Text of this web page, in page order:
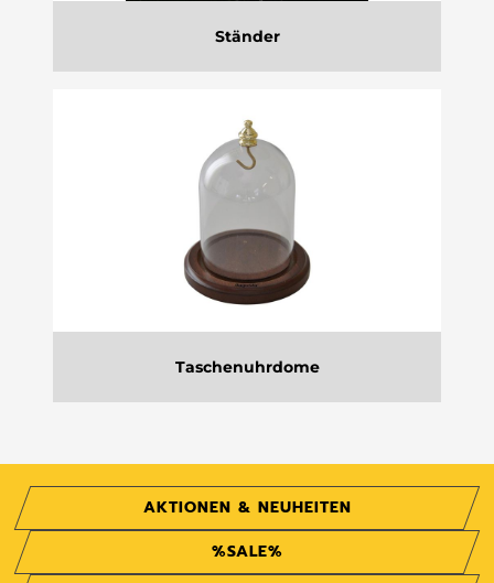
Ständer
Taschenuhrdome
AKTIONEN & NEUHEITEN
%SALE%